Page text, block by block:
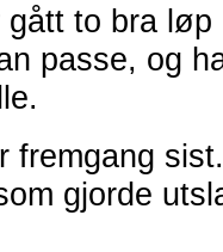
to bra
passe, og
fremgang
gjorde